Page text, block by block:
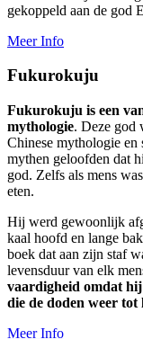
gekoppeld aan de god
Meer Info
Fukurokuju
Fukurokuju is een
mythologie. Deze god
Chinese mythologie en
mythen geloofden dat
god. Zelfs als mens
eten.
Hij werd gewoonlijk
kaal hoofd en lange
boek dat aan zijn staf
levensduur van elk
vaardigheid omdat hij
die de doden weer
Meer Info